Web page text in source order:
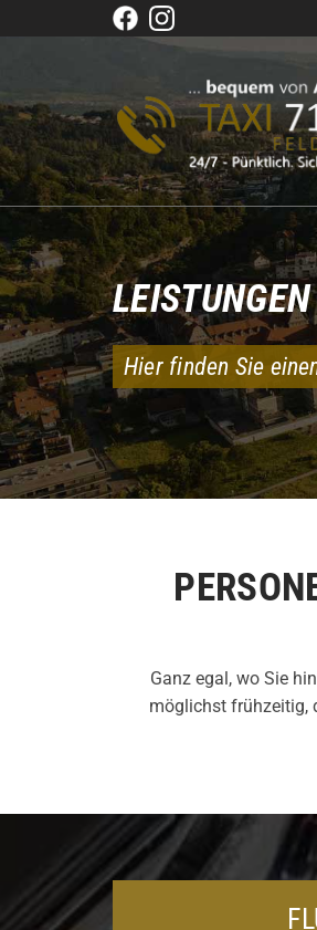
LEISTUNGEN
Hier finden Sie
Ganz egal, wo Sie
möglichst frühzeitig,